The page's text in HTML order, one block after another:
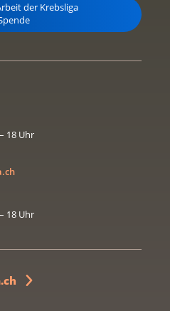
der Krebsliga
18 Uhr
18 Uhr